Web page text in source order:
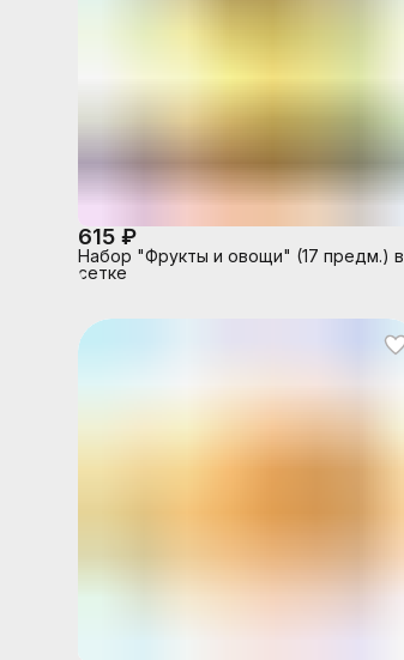
615 ₽
Набор "Фрукты и овощи" (17 предм.) в
сетке